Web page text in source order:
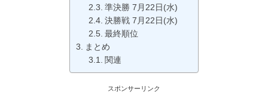
準決勝 7月22日(水)
決勝戦 7月22日(水)
最終順位
まとめ
関連
スポンサーリンク